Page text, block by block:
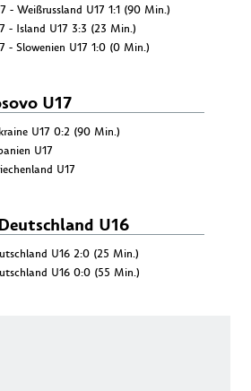
- Weißrussland U17 1:1 (90 Min.)
- Island U17 3:3 (23 Min.)
- Slowenien U17 1:0 (0 Min.)
U17
U17 0:2 (90 Min.)
U17
U17
U16
U16 2:0 (25 Min.)
U16 0:0 (55 Min.)